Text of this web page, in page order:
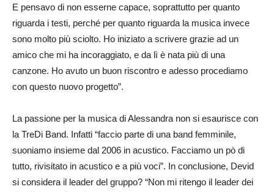
E pensavo di non esserne capace, soprattutto per quanto
riguarda i testi, perché per quanto riguarda la musica invece
sono molto più sciolto. Ho iniziato a scrivere grazie ad un
amico che mi ha incoraggiato, e da lì è nata più di una
canzone. Ho avuto un buon riscontro e adesso procediamo
con questo nuovo progetto”.
La passione per la musica di Alessandra non si esaurisce con
la TreDi Band. Infatti “faccio parte di una band femminile,
suoniamo insieme dal 2006 in acustico. Facciamo un pò di
tutto, rivisitato in acustico e a più voci”. In conclusione, Devid
si considera il leader del gruppo? “Non mi ritengo il leader dei